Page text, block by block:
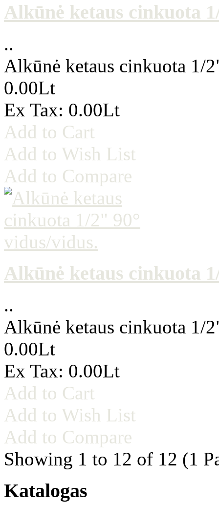
Alkūnė ketaus cinkuota
..
Alkūnė ketaus cinkuota 1/
0.00Lt
Ex Tax: 0.00Lt
Add to Cart
Add to Wish List
Add to Compare
Alkūnė ketaus cinkuota
..
Alkūnė ketaus cinkuota 1/
0.00Lt
Ex Tax: 0.00Lt
Add to Cart
Add to Wish List
Add to Compare
Showing 1 to 12 of 12 (1
Katalogas